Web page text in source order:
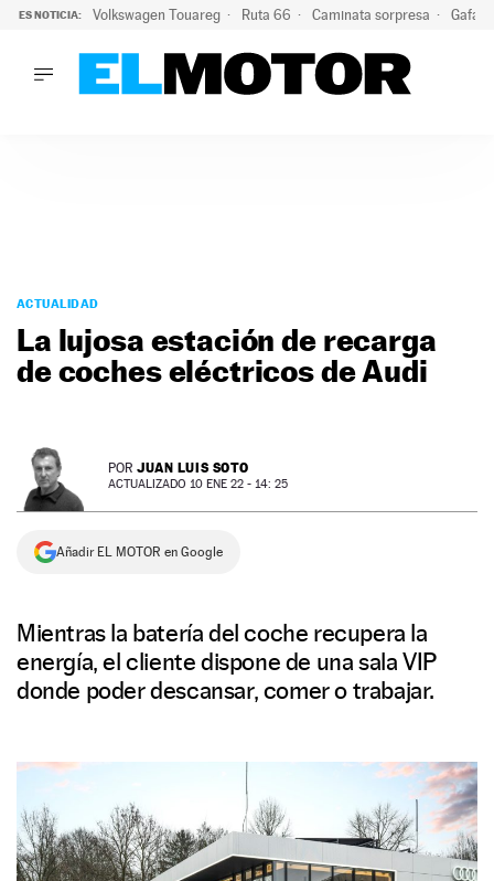
ES NOTICIA: Volkswagen Touareg Ruta 66 Caminata sorpresa Gafas
PODCAST
MOTOS
TECNOLOGÍA
PREMIOS
SERVICIOS
ACTUALIDAD
La lujosa estación de recarga
de coches eléctricos de Audi
POR JUAN LUIS SOTO
ACTUALIZADO 10 ENE 22 - 14: 25
Añadir EL MOTOR en Google
Mientras la batería del coche recupera la
energía, el cliente dispone de una sala VIP
donde poder descansar, comer o trabajar.